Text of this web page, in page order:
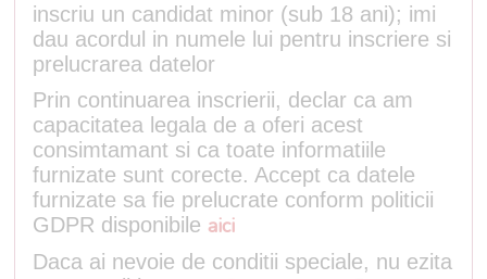
inscriu un candidat minor (sub 18 ani); imi
dau acordul in numele lui pentru inscriere si
prelucrarea datelor
Prin continuarea inscrierii, declar ca am
capacitatea legala de a oferi acest
consimtamant si ca toate informatiile
furnizate sunt corecte. Accept ca datele
furnizate sa fie prelucrate conform politicii
GDPR disponibile aici
Daca ai nevoie de conditii speciale, nu ezita